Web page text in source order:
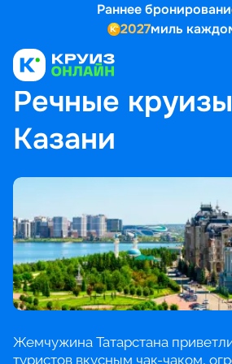
Раннее
2027миль
ГЛАВНАЯ • ПОПУЛЯРНЫЕ НАПРАВЛЕНИЯ
Речные
Казани
Жемчужина Татарстана
туристов вкусным чак-чаком,